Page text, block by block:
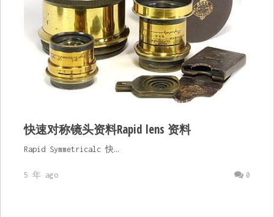
快速对称镜头资料Rapid lens 资料
Rapid Symmetricalc 快…
0
5 年 ago